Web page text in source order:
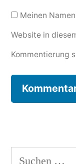
Meinen
Website in
Kommentierung
Suche